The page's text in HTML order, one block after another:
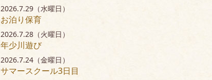
2026.7.29（水曜日）
お泊り保育
2026.7.28（火曜日）
年少川遊び
2026.7.24（金曜日）
サマースクール3日目